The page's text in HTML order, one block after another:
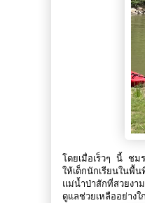
โดยเมื่อเร็วๆ นี้ ช
ให้เด็กนักเรียนในพื้
แม่น้ำป่าสักที่สวยง
ดูแลช่วยเหลืออย่างใ